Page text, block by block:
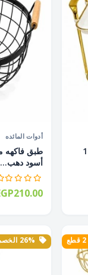
شيالة حلويات أكليريك 2 دور أشكال 1
أدوات المائده
أسود دهب...